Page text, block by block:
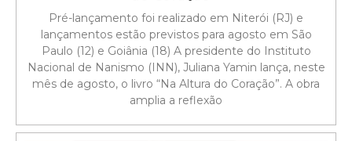
Pré-lançamento foi realizado em Niterói (RJ) e
lançamentos estão previstos para agosto em São
Paulo (12) e Goiânia (18) A presidente do Instituto
Nacional de Nanismo (INN), Juliana Yamin lança, neste
mês de agosto, o livro “Na Altura do Coração”. A obra
amplia a reflexão